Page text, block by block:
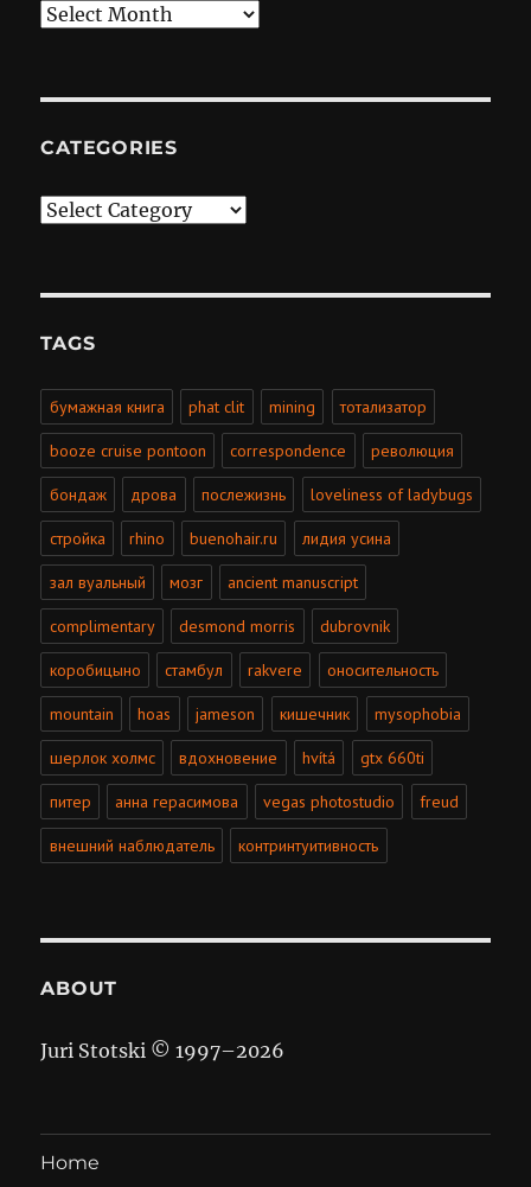
Archives
CATEGORIES
Categories
TAGS
бумажная книга phat clit mining тотализатор
booze cruise pontoon correspondence революция
бондаж дрова послежизнь loveliness of ladybugs
стройка rhino buenohair.ru лидия усина
зал вуальный мозг ancient manuscript
complimentary desmond morris dubrovnik
коробицыно стамбул rakvere оносительность
mountain hoas jameson кишечник mysophobia
шерлок холмс вдохновение hvítá gtx 660ti
питер анна герасимова vegas photostudio freud
внешний наблюдатель контринтуитивность
ABOUT
Juri Stotski © 1997–2026
Home